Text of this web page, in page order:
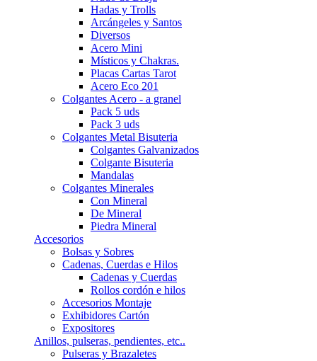
Hadas y Trolls
Arcángeles y Santos
Diversos
Acero Mini
Místicos y Chakras.
Placas Cartas Tarot
Acero Eco 201
Colgantes Acero - a granel
Pack 5 uds
Pack 3 uds
Colgantes Metal Bisuteria
Colgantes Galvanizados
Colgante Bisuteria
Mandalas
Colgantes Minerales
Con Mineral
De Mineral
Piedra Mineral
Accesorios
Bolsas y Sobres
Cadenas, Cuerdas e Hilos
Cadenas y Cuerdas
Rollos cordón e hilos
Accesorios Montaje
Exhibidores Cartón
Expositores
Anillos, pulseras, pendientes, etc..
Pulseras y Brazaletes